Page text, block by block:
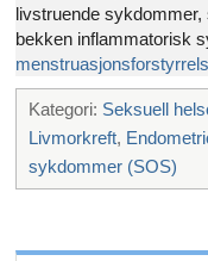
livstruende
bekken inflammatorisk
Kategori: Seksuell
Livmorkreft,
sykdommer (SOS)